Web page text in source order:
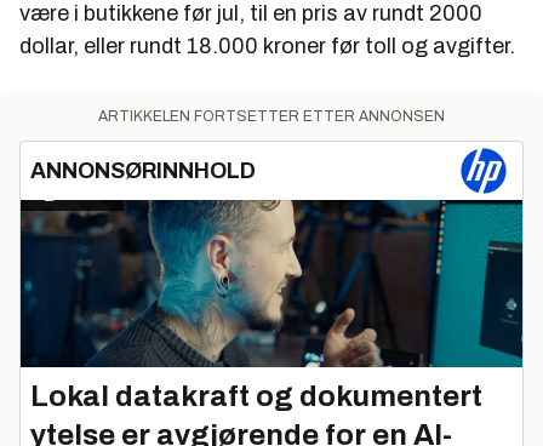
være i butikkene før jul, til en pris av rundt 2000
dollar, eller rundt 18.000 kroner før toll og avgifter.
ARTIKKELEN FORTSETTER ETTER ANNONSEN
ANNONSØRINNHOLD
Lokal datakraft og dokumentert
ytelse er avgjørende for en AI-